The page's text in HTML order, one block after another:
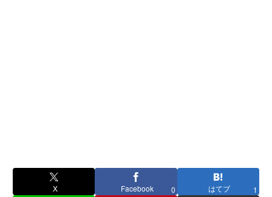
X Facebook 0 はてブ 1